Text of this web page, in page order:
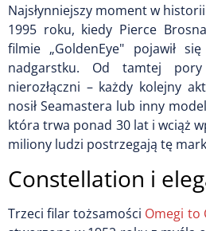
Najsłynniejszy moment w
1995 roku, kiedy Pierce
filmie „GoldenEye" pojawił
nadgarstku. Od tamtej
nierozłączni – każdy kolejny
nosił Seamastera lub inny
która trwa ponad 30 lat i wciąż
miliony ludzi postrzegają tę
Constellation i
Trzeci filar tożsamości Omegi to